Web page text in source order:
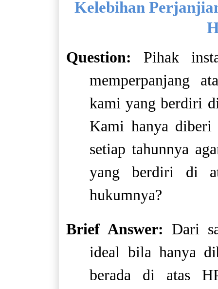
Kelebihan
Question:
Pihak
memperpanjang
kami yang berdiri
Kami hanya diberi
setiap tahunnya
yang berdiri di
hukumnya?
Brief Answer: Dari
ideal bila hanya
berada di atas